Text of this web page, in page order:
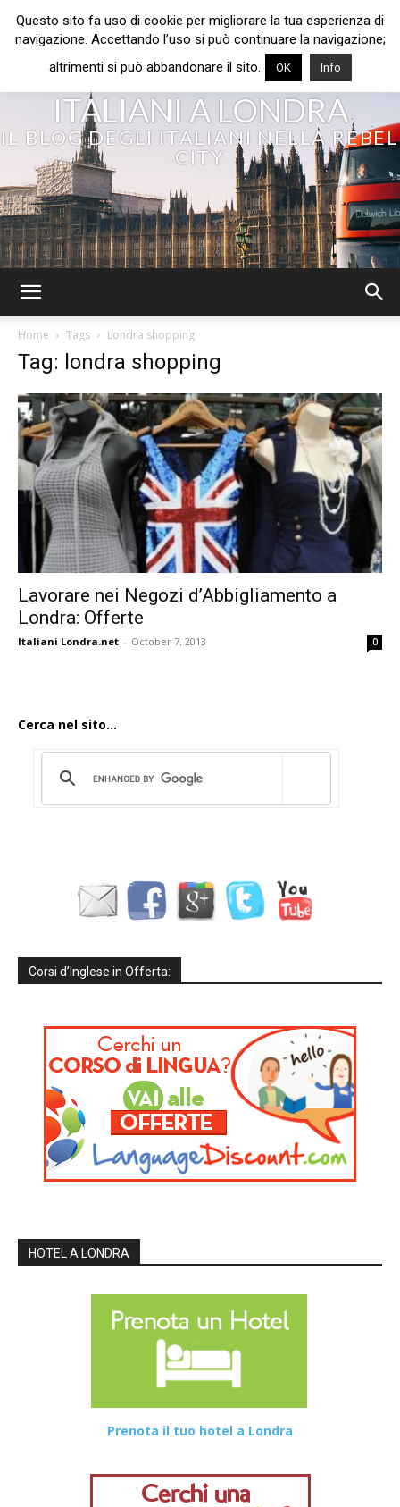
ITALIANI A LONDRA
IL BLOG DEGLI ITALIANI NELLA REBEL
CITY
Home Tags Londra shopping
Tag: londra shopping
Lavorare nei Negozi d’Abbigliamento a
Londra: Offerte
Italiani Londra.net - October 7, 2013 0
Cerca nel sito...
Corsi d’Inglese in Offerta:
HOTEL A LONDRA
Prenota il tuo hotel a Londra
Questo sito fa uso di cookie per migliorare la tua esperienza di
navigazione. Accettando l’uso si può continuare la navigazione;
altrimenti si può abbandonare il sito.
OK Info